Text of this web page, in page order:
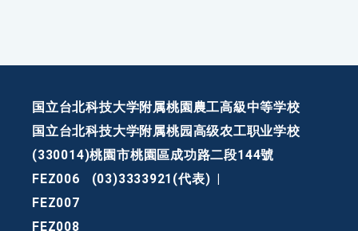
国立台北科技大学附属桃園農工高級中等学校
国立台北科技大学附属桃园高级农工职业学校
(330014)桃園市桃園區成功路二段144號
FEZ006
(03)3333921(代表)
FEZ007
FEZ008